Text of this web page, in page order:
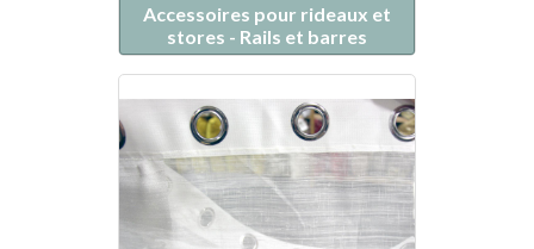
Accessoires pour rideaux et
stores - Rails et barres